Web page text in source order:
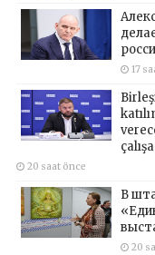
17
20 saat önce
В
20